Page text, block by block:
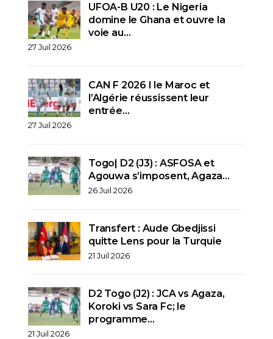
UFOA-B U20 : Le Nigeria
domine le Ghana et ouvre la
voie au…
27 Juil 2026
CAN F 2026 I le Maroc et
l’Algérie réussissent leur
entrée…
27 Juil 2026
Togo| D2 (J3) : ASFOSA et
Agouwa s’imposent, Agaza…
26 Juil 2026
Transfert : Aude Gbedjissi
quitte Lens pour la Turquie
21 Juil 2026
D2 Togo (J2) : JCA vs Agaza,
Koroki vs Sara Fc; le
programme…
21 Juil 2026